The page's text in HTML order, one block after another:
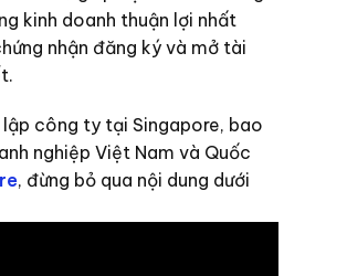
kinh doanh thuận lợi nhất
nhận đăng ký và mở tài
công ty tại Singapore, bao
nghiệp Việt Nam và Quốc
, đừng bỏ qua nội dung dưới